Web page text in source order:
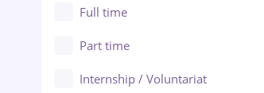
Arad
Baia Mare
Bârlad
Au pair / Babysitter / Curățenie
Audit / Consultanță
Auto / Echipamente
Full time
Part time
Internship / Voluntariat